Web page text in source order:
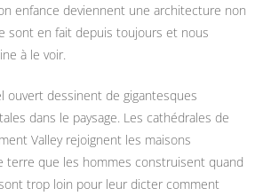
enfance deviennent une architecture non
sont en fait depuis toujours et nous
à le voir.
ouvert dessinent de gigantesques
dans le paysage. Les cathédrales de
Valley rejoignent les maisons
terre que les hommes construisent quand
trop loin pour leur dicter comment